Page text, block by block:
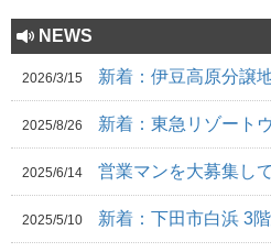
NEWS
2026/3/15 新着：伊豆高原分譲
2025/8/26 新着：東急リゾート
2025/6/14 営業マンを大募集し
2025/5/10 新着：下田市白浜 3